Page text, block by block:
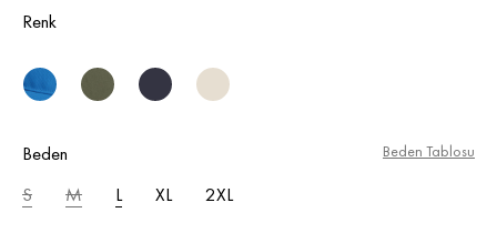
Renk
Beden
S
M L XL 2XL
Beden Tablosu